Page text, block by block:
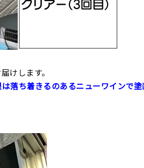
けします。
落ち着きるのあるニューワインで塗